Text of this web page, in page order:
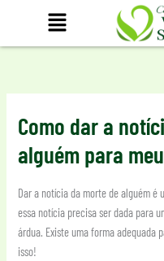
o
Como dar a
alguém para
Dar a notícia da morte de alguém
essa notícia precisa ser dada para
árdua. Existe uma forma adequada
isso!